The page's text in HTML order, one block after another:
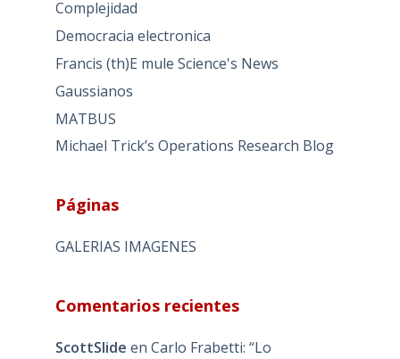
Complejidad
Democracia electronica
Francis (th)E mule Science's News
Gaussianos
MATBUS
Michael Trick’s Operations Research Blog
Páginas
GALERIAS IMAGENES
Comentarios recientes
ScottSlide en Carlo Frabetti: “Lo